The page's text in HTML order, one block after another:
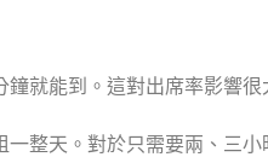
就能到。這對出席率影響
整天。對於只需要兩、三